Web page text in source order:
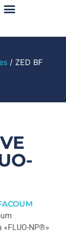
/ ZED BF
NP®»